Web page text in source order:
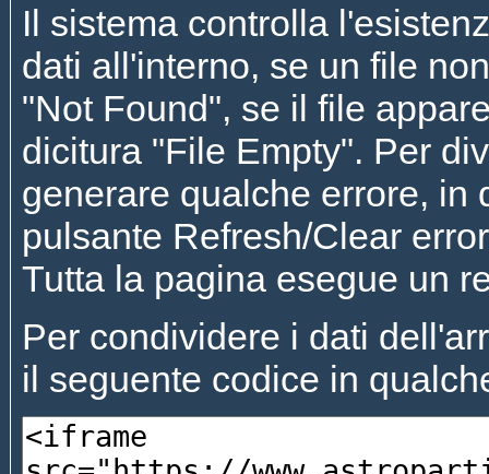
Il sistema controlla
dati all'interno, se un file
"Not Found", se il file
dicitura "File Empty". Per
generare qualche errore, in
pulsante Refresh/Clear
Tutta la pagina esegue un
Per condividere i dati
il seguente codice in